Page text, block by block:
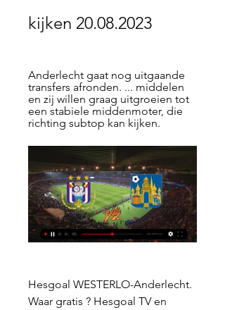
kijken 20.08.2023
Anderlecht gaat nog uitgaande
transfers afronden. ... middelen
en zij willen graag uitgroeien tot
een stabiele middenmoter, die
richting subtop kan kijken.
Hesgoal WESTERLO-Anderlecht.
Waar gratis ? Hesgoal TV en